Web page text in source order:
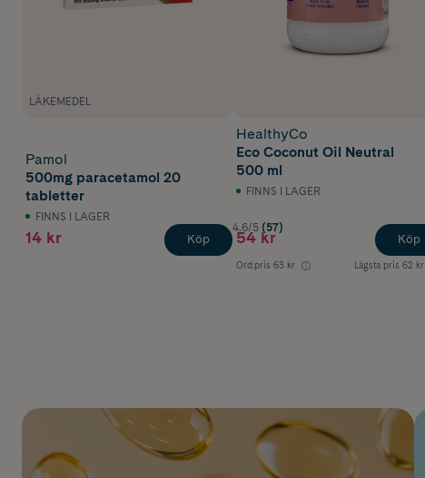
LÄKEMEDEL
Pamol
500mg paracetamol 20
tabletter
FINNS I LAGER
14 kr Köp
HealthyCo
Eco Coconut Oil Neutral
500 ml
FINNS I LAGER
4.6/5 (57)
54 kr
Ord.pris 63 kr Lägsta pris 62 kr
Köp